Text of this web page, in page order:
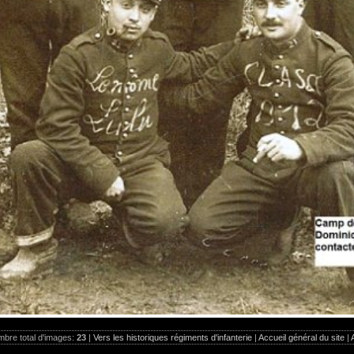
total d'images: 23 | Vers les historiques régiments d'infanterie | Accueil général du site |